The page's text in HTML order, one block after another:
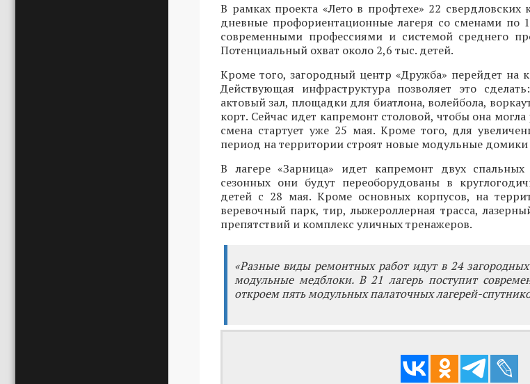
В рамках проекта «Лето в профтехе» 22
дневные профориентационные лагеря со сменами по
современными профессиями и системой среднего
Потенциальный охват около 2,6 тыс. детей.
Кроме того, загородный центр «Дружба» перейдет на
Действующая инфраструктура позволяет это
актовый зал, площадки для биатлона, волейбола,
корт. Сейчас идет капремонт столовой, чтобы она
смена стартует уже 25 мая. Кроме того, для
период на территории строят новые модульные домики
В лагере «Зарница» идет капремонт двух
сезонных они будут переоборудованы в
детей с 28 мая. Кроме основных корпусов, на
веревочный парк, тир, лыжероллерная трасса,
препятствий и комплекс уличных тренажеров.
«Разные виды ремонтных работ идут в 24
модульные медблоки. В 21 лагерь поступит
откроем пять модульных палаточных лагерей-